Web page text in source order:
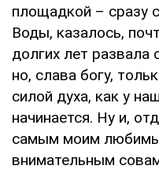
площадкой – сразу
Воды, казалось,
долгих лет развала
но, слава богу,
силой духа, как у
начинается. Ну и,
самым моим
внимательным